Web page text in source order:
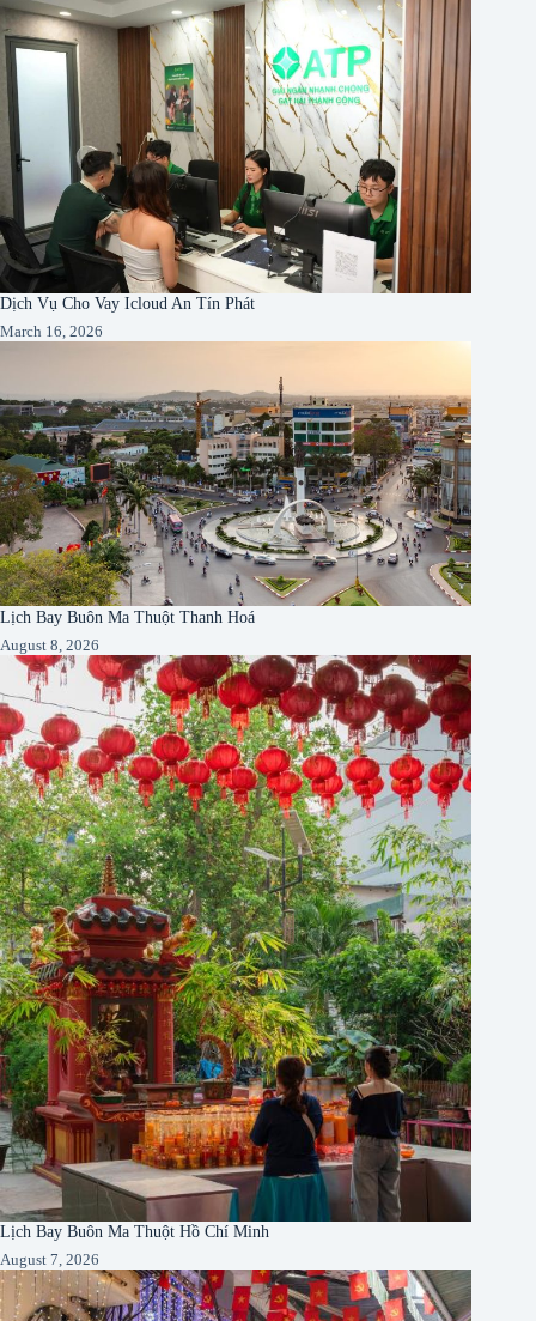
Dịch Vụ Cho Vay Icloud An Tín Phát
March 16, 2026
Lịch Bay Buôn Ma Thuột Thanh Hoá
August 8, 2026
Lịch Bay Buôn Ma Thuột Hồ Chí Minh
August 7, 2026